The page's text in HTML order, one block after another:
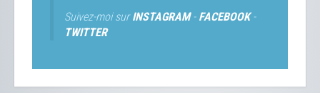
Suivez-moi surINSTAGRAM- FACEBOOK-
TWITTER